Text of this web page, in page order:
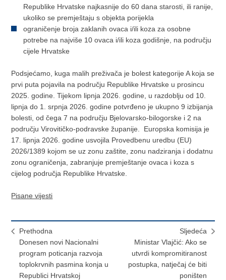
Republike Hrvatske najkasnije do 60 dana starosti, ili ranije,
ukoliko se premještaju s objekta porijekla
ograničenje broja zaklanih ovaca i/ili koza za osobne
potrebe na najviše 10 ovaca i/ili koza godišnje, na području
cijele Hrvatske
Podsjećamo, kuga malih preživača je bolest kategorije A koja se
prvi puta pojavila na području Republike Hrvatske u prosincu
2025. godine. Tijekom lipnja 2026. godine, u razdoblju od 10.
lipnja do 1. srpnja 2026. godine potvrđeno je ukupno 9 izbijanja
bolesti, od čega 7 na području Bjelovarsko-bilogorske i 2 na
području Virovitičko-podravske županije. Europska komisija je
17. lipnja 2026. godine usvojila Provedbenu uredbu (EU)
2026/1389 kojom se uz zonu zaštite, zonu nadziranja i dodatnu
zonu ograničenja, zabranjuje premještanje ovaca i koza s
cijelog područja Republike Hrvatske.
Pisane vijesti
Prethodna
Donesen novi Nacionalni
program poticanja razvoja
toplokrvnih pasmina konja u
Republici Hrvatskoj
Sljedeća
Ministar Vlajčić: Ako se
utvrdi kompromitiranost
postupka, natječaj će biti
poništen